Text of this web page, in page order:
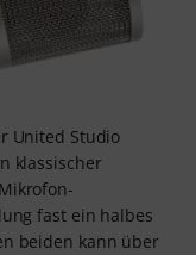
United Studio
klassischer
fast ein halbes
beiden kann über